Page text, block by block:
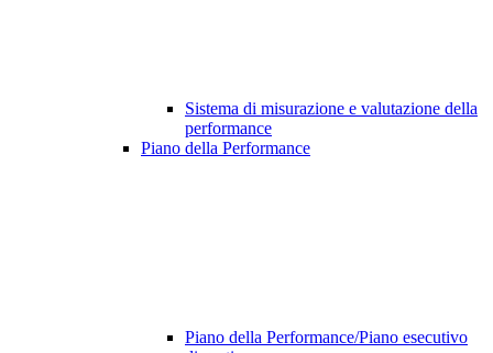
Sistema di misurazione e valutazione della
performance
Piano della Performance
Piano della Performance/Piano esecutivo